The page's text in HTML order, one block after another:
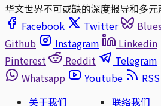
华文世界不可或缺的深度报导和多元
Facebook
Twitter
Github
Instagram Linkedin
Pinterest
Reddit Telegram
Whatsapp
Youtube
RSS
关于我们
联络我们